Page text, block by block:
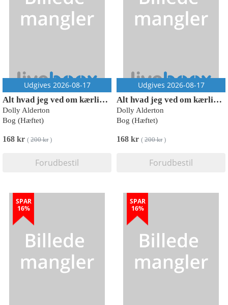
Udgives 2026-08-17
Alt hvad jeg ved om kærlighed
Dolly Alderton
Bog (Hæftet)
168 kr ( 200 kr)
Forudbestil
Udgives 2026-08-17
Alt hvad jeg ved om kærlighed
Dolly Alderton
Bog (Hæftet)
168 kr ( 200 kr)
Forudbestil
SPAR
16%
SPAR
16%